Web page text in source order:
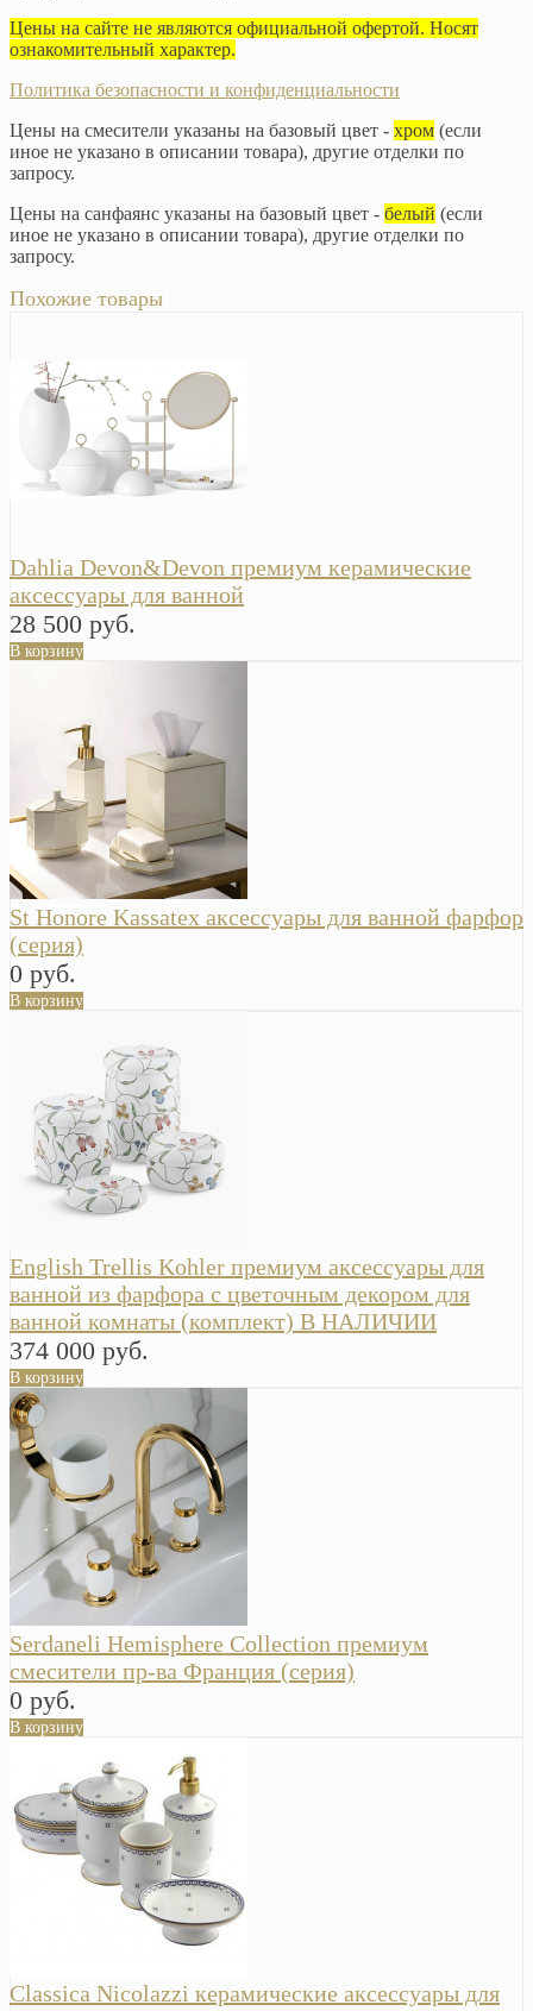
Цены на сайте не являются официальной офертой. Носят
ознакомительный характер.
Политика безопасности и конфиденциальности
Цены на смесители указаны на базовый цвет - хром (если
иное не указано в описании товара), другие отделки по
запросу.
Цены на санфаянс указаны на базовый цвет - белый (если
иное не указано в описании товара), другие отделки по
запросу.
Похожие товары
Dahlia Devon&Devon премиум керамические
аксессуары для ванной
28 500 руб.
В корзину
St Honore Kassatex аксессуары для ванной фарфор
(серия)
0 руб.
В корзину
English Trellis Kohler премиум аксессуары для
ванной из фарфора с цветочным декором для
ванной комнаты (комплект) В НАЛИЧИИ
374 000 руб.
В корзину
Serdaneli Hemisphere Collection премиум
смесители пр-ва Франция (серия)
0 руб.
В корзину
Classica Nicolazzi керамические аксессуары для